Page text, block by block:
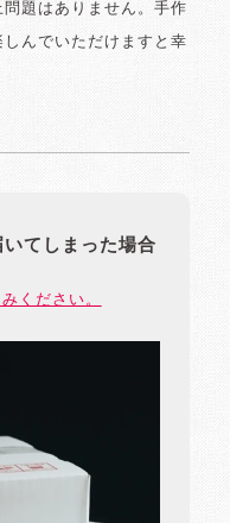
題はありません。手作
んでいただけますと幸
てしまった場合
ください。